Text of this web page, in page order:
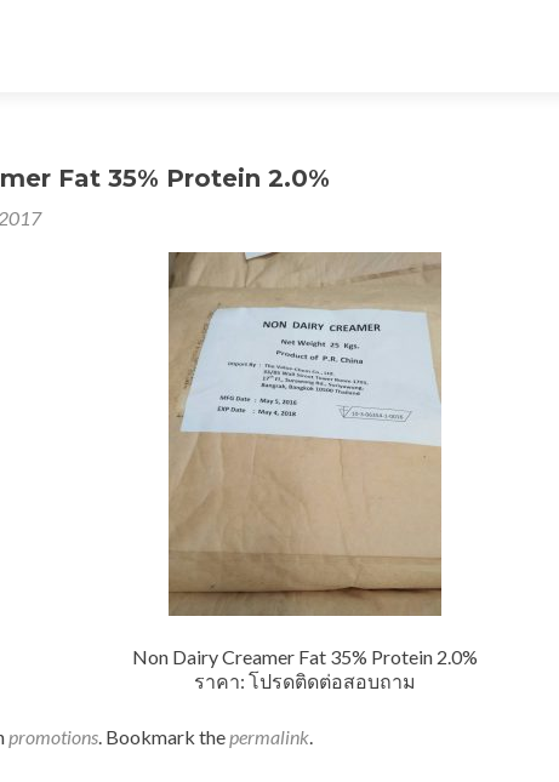
Fat 35% Protein 2.0%
Non Dairy Creamer Fat 35% Protein 2.0%
ราคา: โปรดติดต่อสอบถาม
promotions. Bookmark thepermalink.